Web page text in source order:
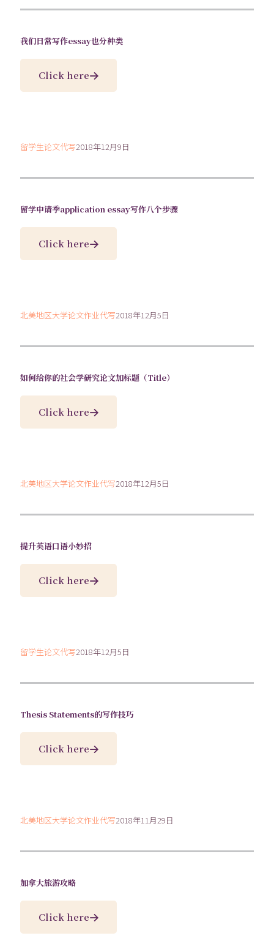
我们日常写作essay也分种类
Click here
留学生论文代写2018年12月9日
留学申请季application essay写作八个步骤
Click here
北美地区大学论文作业代写2018年12月5日
如何给你的社会学研究论文加标题（Title）
Click here
北美地区大学论文作业代写2018年12月5日
提升英语口语小妙招
Click here
留学生论文代写2018年12月5日
Thesis Statements的写作技巧
Click here
北美地区大学论文作业代写2018年11月29日
加拿大旅游攻略
Click here